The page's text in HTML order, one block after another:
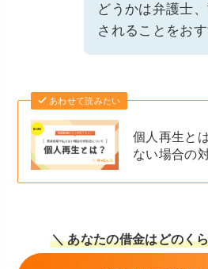
どうかは弁護士
されることをおす
あわせて読みたい
個人再生と
ない場合の
＼ あなたの借金はどのく